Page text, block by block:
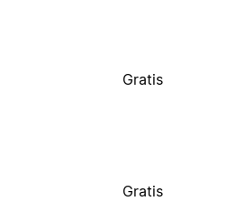
Gratis
Gratis